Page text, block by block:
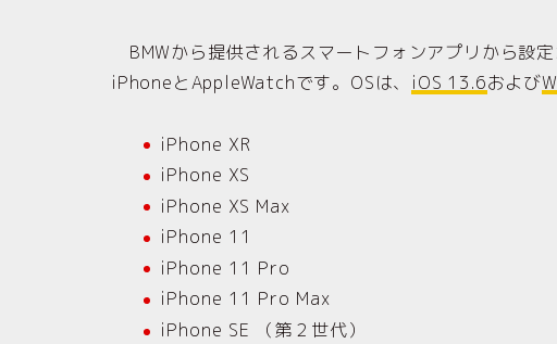
BMWから提供されるスマートフォンアプリから設
iPhoneとAppleWatchです。OSは、 iOS 13.6および
iPhone XR
iPhone XS
iPhone XS Max
iPhone 11
iPhone 11 Pro
iPhone 11 Pro Max
iPhone SE （第２世代）